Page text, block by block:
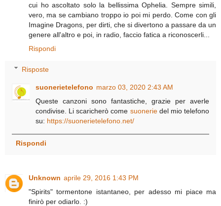
cui ho ascoltato solo la bellissima Ophelia. Sempre simili,
vero, ma se cambiano troppo io poi mi perdo. Come con gli
Imagine Dragons, per dirti, che si divertono a passare da un
genere all'altro e poi, in radio, faccio fatica a riconoscerli...
Rispondi
Risposte
suonerietelefono marzo 03, 2020 2:43 AM
Queste canzoni sono fantastiche, grazie per averle
condivise. Li scaricherò come suoneriedel mio telefono
su: https://suonerietelefono.net/
Rispondi
Unknown aprile 29, 2016 1:43 PM
"Spirits" tormentone istantaneo, per adesso mi piace ma
finirò per odiarlo. :)